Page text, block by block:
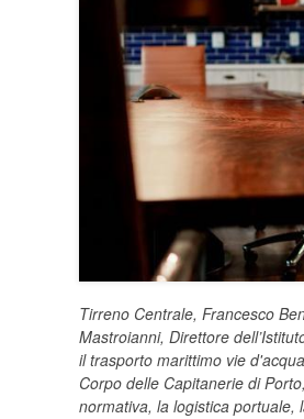
Tirreno Centrale, Francesco
Mastroianni, Direttore
il trasporto marittimo vie
Corpo delle Capitanerie di
normativa, la logistica portuale,